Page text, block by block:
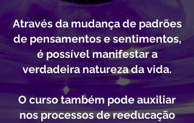
Através da mudança de padrões
de pensamentos e sentimentos,
é possível manifestar a
verdadeira natureza da vida.
O curso também pode auxiliar
nos processos de reeducação